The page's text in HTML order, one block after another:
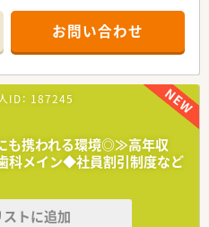
剤業務に取り組める環境です。
事務1名の少人数体制で運営してお
ットホームな店舗作りを行っていま
開しており、病院門前やクリニッ
態で幅広い経験が積める法人で
店舗展開が特徴で、ドライブスルー
など地域密着を体現しています。
部へ昇進した実績もあり、性別や経
を目指せる人事制度が整っていま
お問い合わせ
ID： 187245
も携われる環境◎≫高年収
科メイン◆社員割引制度など
トに追加